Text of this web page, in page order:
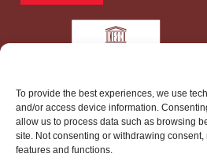
To provide the best experiences, we use
and/or access device information.
allow us to process data such as browsing
site. Not consenting or withdrawing
features and functions.